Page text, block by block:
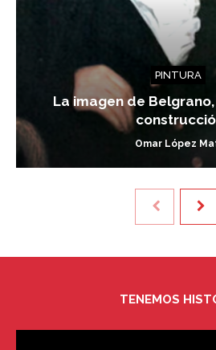
PINTURA
La imagen de
Omar López
TENEMOS